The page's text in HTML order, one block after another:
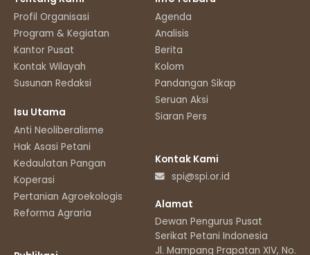
Profil Organisasi
Program & Kegiatan
Kantor Pusat
Kontak Wilayah
Susunan Redaksi
Isu Utama
Anti Neoliberalisme
Hak Asasi Petani
Kedaulatan Pangan
Koperasi
Pertanian Agroekologis
Reforma Agraria
Agenda
Analisis
Berita
Kolom
Pandangan Sikap
Seruan Aksi
Siaran Pers
Kontak Kami
spi@spi.or.id
Alamat
Dewan Pengurus Pusat
Serikat Petani Indonesia
Jl. Mampang Prapatan XIV, No.11